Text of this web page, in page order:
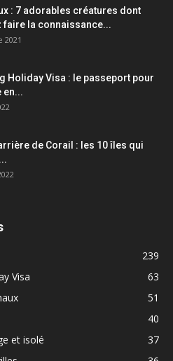
: 7 adorables créatures dont
faire la connaissance...
2021
Holiday Visa : le passeport pour
en...
de Corail : les 10 îles qui
239
Visa
63
51
40
et isolé
37